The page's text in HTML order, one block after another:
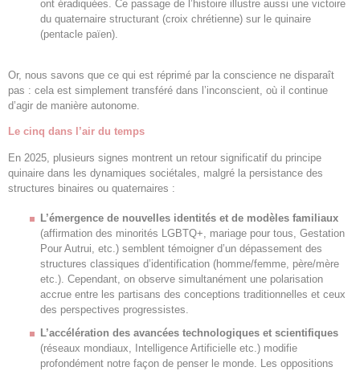
ont éradiquées. Ce passage de l’histoire illustre aussi une victoire
du quaternaire structurant (croix chrétienne) sur le quinaire
(pentacle païen).
Or, nous savons que ce qui est réprimé par la conscience ne disparaît
pas : cela est simplement transféré dans l’inconscient, où il continue
d’agir de manière autonome.
Le cinq dans l’air du temps
En 2025, plusieurs signes montrent un retour significatif du principe
quinaire dans les dynamiques sociétales, malgré la persistance des
structures binaires ou quaternaires :
L’émergence de nouvelles identités et de modèles familiaux
(affirmation des minorités LGBTQ+, mariage pour tous, Gestation
Pour Autrui, etc.) semblent témoigner d’un dépassement des
structures classiques d’identification (homme/femme, père/mère
etc.). Cependant, on observe simultanément une polarisation
accrue entre les partisans des conceptions traditionnelles et ceux
des perspectives progressistes.
L’accélération des avancées technologiques et scientifiques
(réseaux mondiaux, Intelligence Artificielle etc.) modifie
profondément notre façon de penser le monde. Les oppositions